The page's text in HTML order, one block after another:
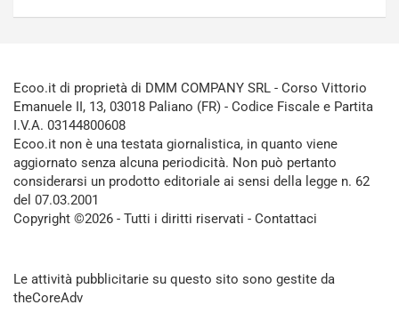
Ecoo.it di proprietà di DMM COMPANY SRL - Corso Vittorio
Emanuele II, 13, 03018 Paliano (FR) - Codice Fiscale e Partita
I.V.A. 03144800608
Ecoo.it non è una testata giornalistica, in quanto viene
aggiornato senza alcuna periodicità. Non può pertanto
considerarsi un prodotto editoriale ai sensi della legge n. 62
del 07.03.2001
Copyright ©2026 - Tutti i diritti riservati - Contattaci
Le attività pubblicitarie su questo sito sono gestite da
theCoreAdv